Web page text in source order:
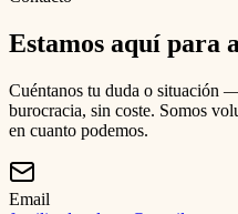
Estamos aquí para
Cuéntanos tu duda o situación
burocracia, sin coste. Somos
en cuanto podemos.
Email